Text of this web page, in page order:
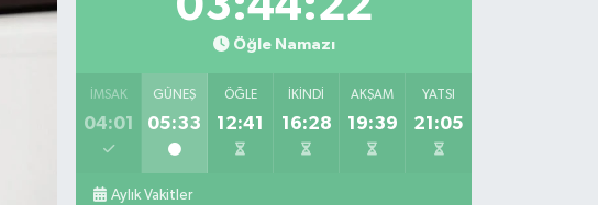
Öğle Namazı
İMSAK
04:01
GÜNEŞ
05:33
ÖĞLE
12:41
İKINDI
16:28
AKŞAM
19:39
YATSI
21:05
Aylık Vakitler